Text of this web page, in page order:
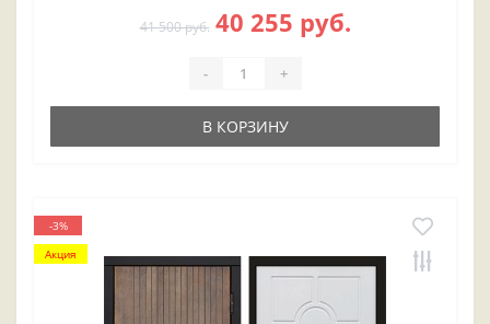
41 500 руб. 40 255 руб.
- +
В КОРЗИНУ
-3%
Акция